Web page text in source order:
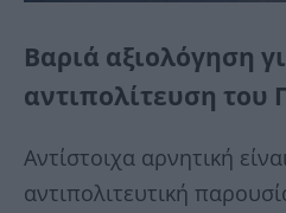
Βαριά αξιολόγηση
αντιπολίτευση του
Αντίστοιχα αρνητική
αντιπολιτευτική